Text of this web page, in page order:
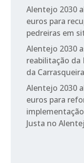
Alentejo 2030
euros para
pedreiras em
Alentejo 2030
reabilitação da
da Carrasqueira
Alentejo 2030
euros para
Justa no